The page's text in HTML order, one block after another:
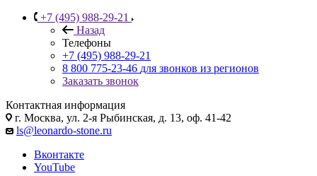
+7 (495) 988-29-21
Назад
Телефоны
+7 (495) 988-29-21
8 800 775-23-46 для звонков из регионов
Заказать звонок
Контактная информация
г. Москва, ул. 2-я Рыбинская, д. 13, оф. 41-42
ls@leonardo-stone.ru
Вконтакте
YouTube